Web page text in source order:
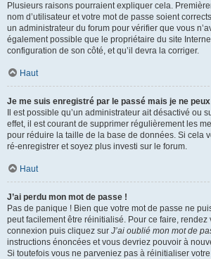
Plusieurs raisons pourraient expliquer cela.
nom d’utilisateur et votre mot de passe soient
un administrateur du forum pour vérifier que vous
également possible que le propriétaire du site
configuration de son côté, et qu’il devra la corriger.
Haut
Je me suis enregistré par le passé mais je ne
Il est possible qu’un administrateur ait désactivé ou
effet, il est courant de supprimer régulièrement les
pour réduire la taille de la base de données. Si cela
ré-enregistrer et soyez plus investi sur le forum.
Haut
J’ai perdu mon mot de passe !
Pas de panique ! Bien que votre mot de passe ne
peut facilement être réinitialisé. Pour ce faire, rendez
connexion puis cliquez sur J’ai oublié mon mot de
instructions énoncées et vous devriez pouvoir à
Si toutefois vous ne parveniez pas à réinitialiser